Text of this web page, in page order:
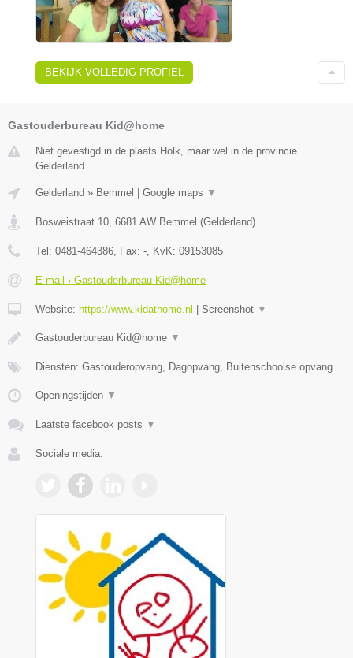
BEKIJK VOLLEDIG PROFIEL
Gastouderbureau Kid@home
Niet gevestigd in de plaats Holk, maar wel in de provincie
Gelderland.
Gelderland » Bemmel | Google maps ▼
Bosweistraat 10 6681 AW Bemmel (Gelderland)
Tel: 0481-464386 , Fax: - , KvK: 09153085
E-mail › Gastouderbureau Kid@home
Website: https://www.kidathome.nl | Screenshot ▼
Gastouderbureau Kid@home ▼
Diensten: Gastouderopvang, Dagopvang, Buitenschoolse opvang
Openingstijden ▼
Laatste facebook posts ▼
Sociale media: